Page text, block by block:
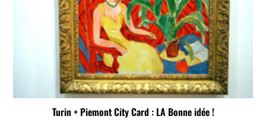
Turin + Piemont City Card : LA Bonne idée !